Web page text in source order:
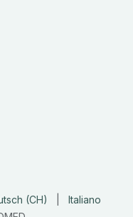
(CH) Italiano